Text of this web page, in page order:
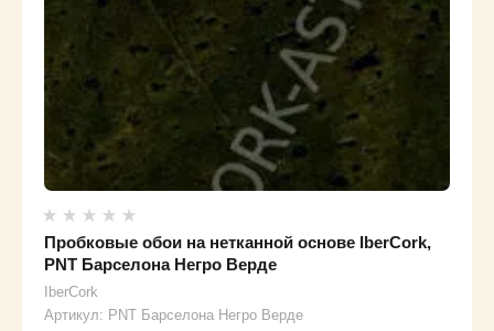
Пробковые обои на нетканной основе IberCork,
PNT Барселона Негро Верде
IberCork
Артикул: PNT Барселона Негро Верде